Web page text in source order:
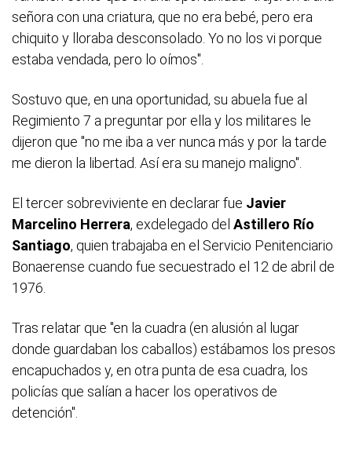
señora con una criatura, que no era bebé, pero era
chiquito y lloraba desconsolado. Yo no los vi porque
estaba vendada, pero lo oímos".
Sostuvo que, en una oportunidad, su abuela fue al
Regimiento 7 a preguntar por ella y los militares le
dijeron que "no me iba a ver nunca más y por la tarde
me dieron la libertad. Así era su manejo maligno".
El tercer sobreviviente en declarar fue Javier
Marcelino Herrera, exdelegado del Astillero Río
Santiago, quien trabajaba en el Servicio Penitenciario
Bonaerense cuando fue secuestrado el 12 de abril de
1976.
Tras relatar que "en la cuadra (en alusión al lugar
donde guardaban los caballos) estábamos los presos
encapuchados y, en otra punta de esa cuadra, los
policías que salían a hacer los operativos de
detención".